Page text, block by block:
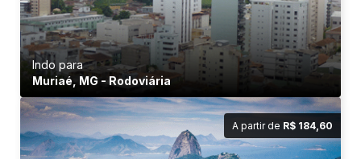
Indo para
Muriaé, MG - Rodoviária
A partir de R$ 184,60